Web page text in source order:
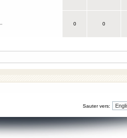
0 0
Sauter vers: